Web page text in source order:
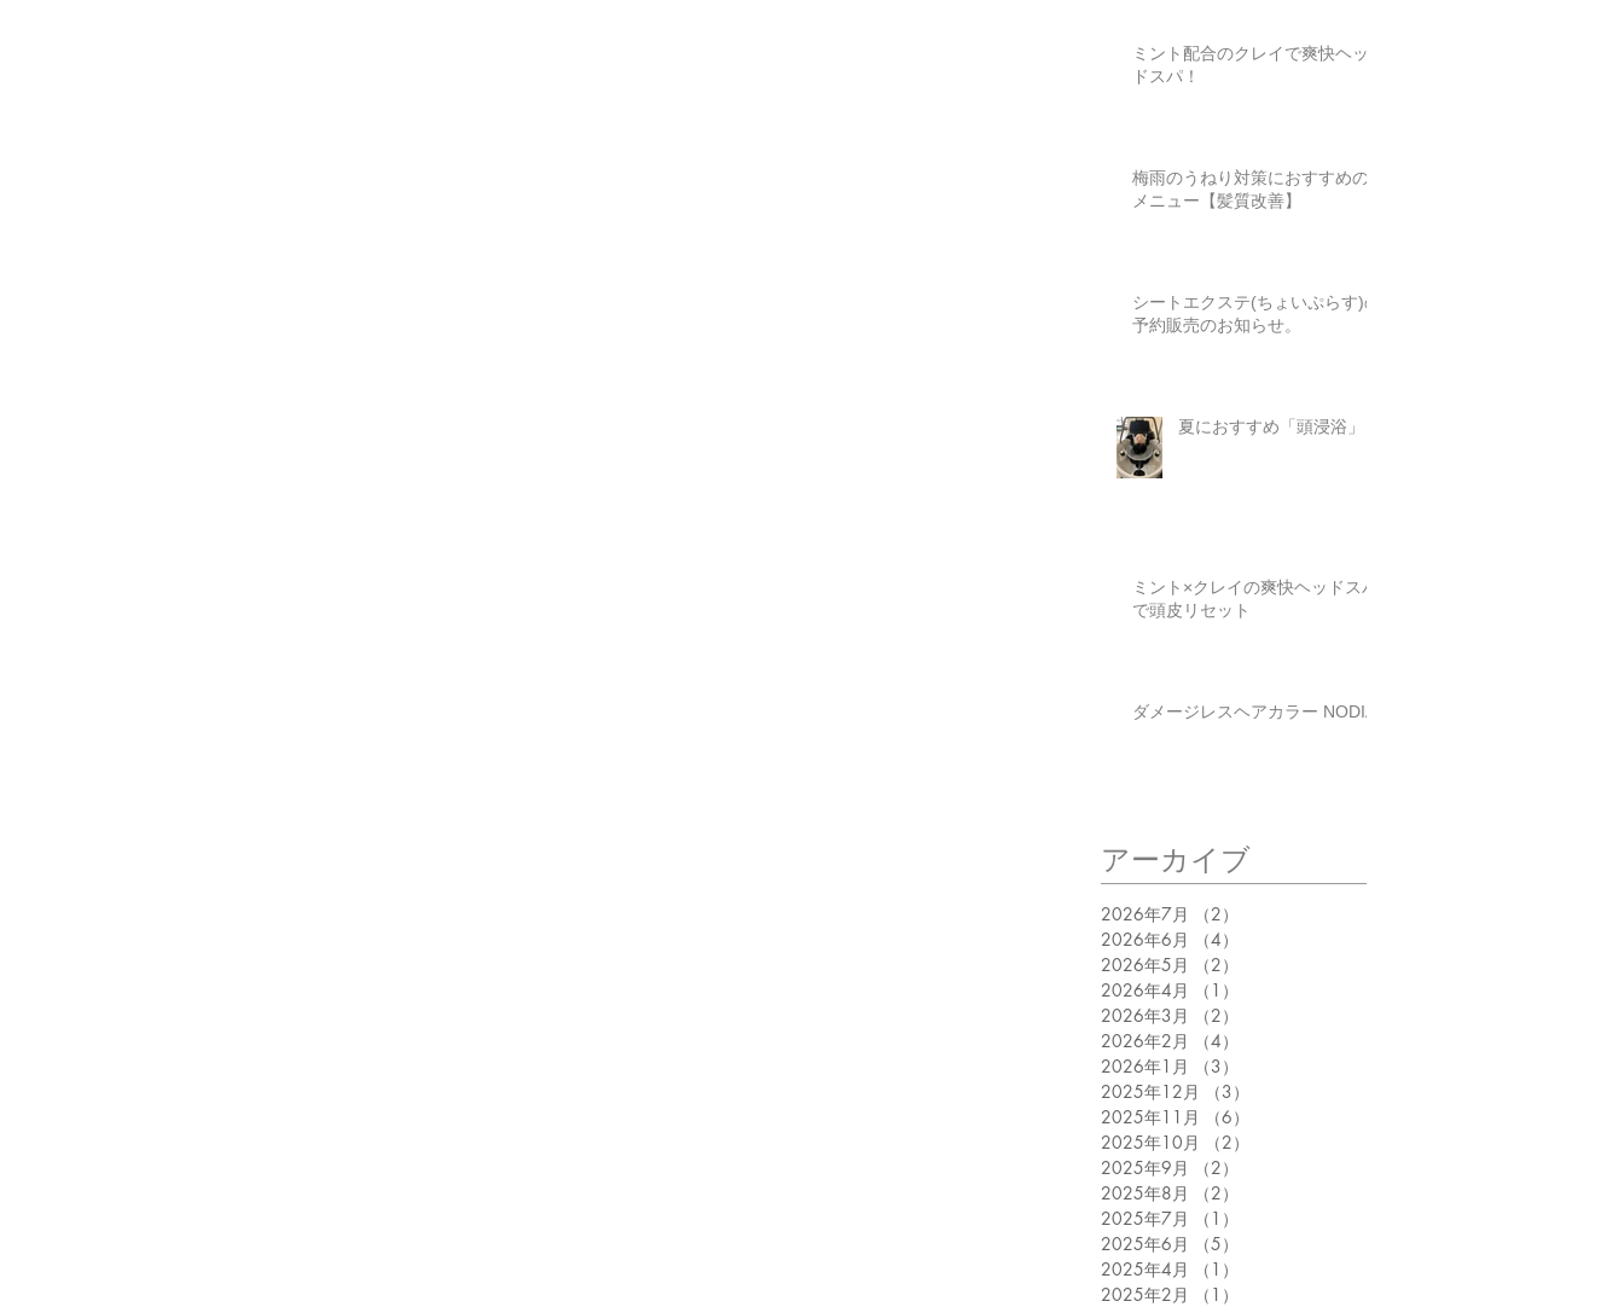
ミント配合のクレイで爽快ヘッ
ドスパ！
梅雨のうねり対策におすすめの
メニュー【髪質改善】
シートエクステ(ちょいぷらす)の
予約販売のお知らせ。
夏におすすめ「頭浸浴」
ミント×クレイの爽快ヘッドスパ
で頭皮リセット
ダメージレスヘアカラー NODIA
アーカイブ
2026年7月 （2）
2026年6月
（4）
2026年5月
（2）
2026年4月
（1）
2026年3月
（2）
2026年2月
（4）
2026年1月
（3）
2025年12月
（3）
2025年11月
（6）
2025年10月
（2）
2025年9月
（2）
2025年8月
（2）
2025年7月
（1）
2025年6月
（5）
2025年4月
（1）
2025年2月
（1）